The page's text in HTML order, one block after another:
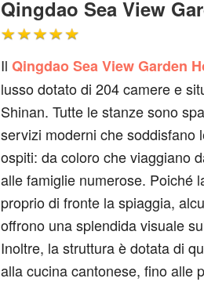
Qingdao Sea View
Il Qingdao Sea View Garden
lusso dotato di 204 camere e
Shinan. Tutte le stanze sono
servizi moderni che soddisfano
ospiti: da coloro che viaggiano
alle famiglie numerose. Poiché
proprio di fronte la spiaggia,
offrono una splendida visuale
Inoltre, la struttura è dotata di
alla cucina cantonese, fino alle